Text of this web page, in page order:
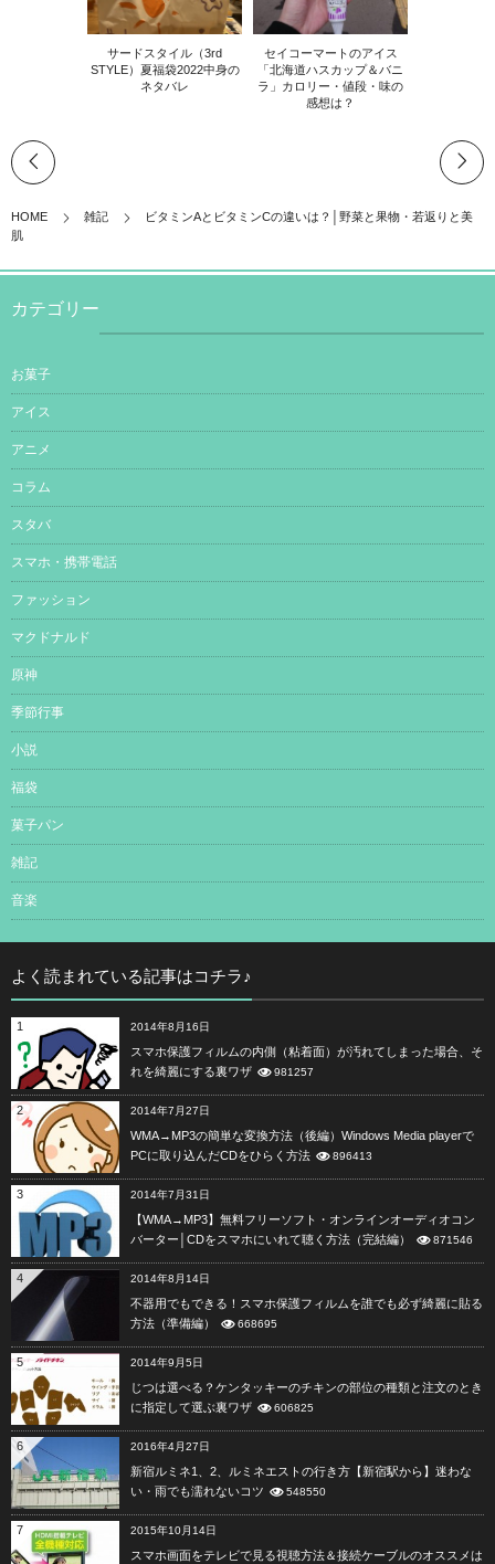
サードスタイル（3rd
STYLE）夏福袋2022中身の
ネタバレ
セイコーマートのアイス
「北海道ハスカップ＆バニ
ラ」カロリー・値段・味の
感想は？
HOME 雑記
ビタミンAとビタミンCの違いは？│野菜と果物・若返りと美
肌
カテゴリー
お菓子
アイス
アニメ
コラム
スタバ
スマホ・携帯電話
ファッション
マクドナルド
原神
季節行事
小説
福袋
菓子パン
雑記
音楽
よく読まれている記事はコチラ♪
1 2014年8月16日
スマホ保護フィルムの内側（粘着面）が汚れてしまった場合、そ
れを綺麗にする裏ワザ
981257
2 2014年7月27日
WMA→MP3の簡単な変換方法（後編）Windows Media playerで
PCに取り込んだCDをひらく方法
896413
3 2014年7月31日
【WMA→MP3】無料フリーソフト・オンラインオーディオコン
バーター│CDをスマホにいれて聴く方法（完結編）
871546
4 2014年8月14日
不器用でもできる！スマホ保護フィルムを誰でも必ず綺麗に貼る
方法（準備編）
668695
5 2014年9月5日
じつは選べる？ケンタッキーのチキンの部位の種類と注文のとき
に指定して選ぶ裏ワザ
606825
6 2016年4月27日
新宿ルミネ1、2、ルミネエストの行き方【新宿駅から】迷わな
い・雨でも濡れないコツ
548550
7 2015年10月14日
スマホ画面をテレビで見る視聴方法＆接続ケーブルのオススメは